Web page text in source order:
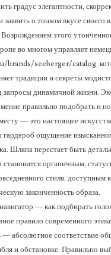
градус элегантности,
о тонком вкусе своего
этого
во многом управляет
brands/seeberger/catalog,
традиции и секреты
запросы динамичной жизни.
правильно подобрать и
— это настоящее
гардероб ощущение
Шляпа перестает быть
становится органичным,
стиля, доступным
законченность образа.
— как подбирать
правило современного
— абсолютное соответствие
и обстановке. Правильно